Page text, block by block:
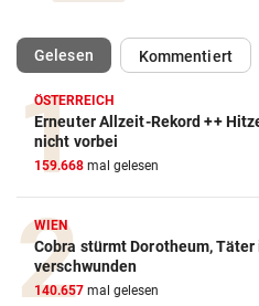
Gelesen(ausgewählt)Kommentiert
ÖSTERREICH
Erneuter Allzeit-Rekord ++
nicht vorbei
159.668 mal gelesen
WIEN
Cobra stürmt Dorotheum, Täter
verschwunden
140.657 mal gelesen